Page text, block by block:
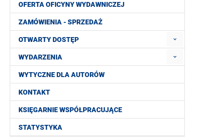
OFERTA OFICYNY WYDAWNICZEJ
ZAMÓWIENIA - SPRZEDAŻ
OTWARTY DOSTĘP
WYDARZENIA
WYTYCZNE DLA AUTORÓW
KONTAKT
KSIĘGARNIE WSPÓŁPRACUJĄCE
STATYSTYKA